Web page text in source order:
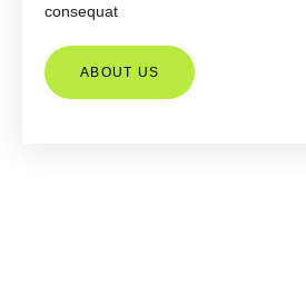
consequat
ABOUT US